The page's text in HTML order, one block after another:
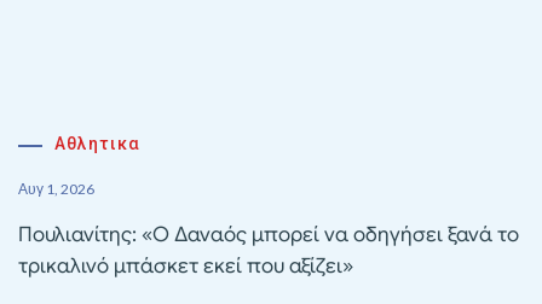
Αθλητικα
Αυγ 1, 2026
Πουλιανίτης: «Ο Δαναός μπορεί να οδηγήσει ξανά το
τρικαλινό μπάσκετ εκεί που αξίζει»